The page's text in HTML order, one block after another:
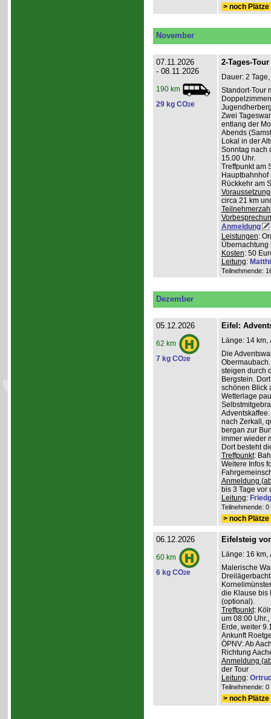
> noch
November
07.11.2026
- 08.11.2026
190 km
29 kg CO2e
2-Tages-
Dauer: 2
Standort-Tour
Zwei
entlang der
Abends
Lokal in der
Sonntag nach
15.00 Uhr.
Treffpunkt am
Hauptbahnhof
Rückkehr am
circa 21 km
Anmeldung
Leistungen:
Übernachtung
Kosten: 50
Leitung:
Teilnehmende:
Dezember
05.12.2026
62 km
7 kg CO2e
Eifel:
Länge: 14 km,
Die
steigen durch
Bergstein.
schönen Blick
Wetterlage
nach Zerkall,
bergan zur
immer wieder
Dort besteht
Treffpunkt:
Weitere Infos
Anmeldung
bis 3 Tage vor
Leitung:
Teilnehmende:
> noch
06.12.2026
60 km
6 kg CO2e
Eifelsteig
Länge: 16 km,
Malerische
die Klause bis
(optional).
Treffpunkt:
um 08:00
Erde, weiter
Ankunft
ÖPNV: Ab
Richtung
Anmeldung
der Tour
Leitung:
Teilnehmende:
> noch